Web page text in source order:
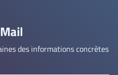
des informations concrètes